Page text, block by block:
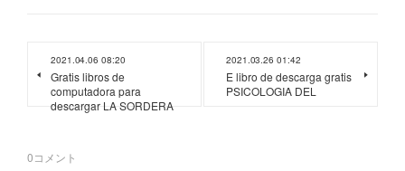
2021.04.06 08:20
Gratis libros de
computadora para
descargar LA SORDERA
2021.03.26 01:42
E libro de descarga gratis
PSICOLOGIA DEL
0コメント